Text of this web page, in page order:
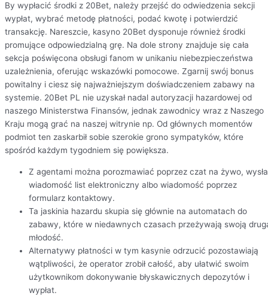
By wypłacić środki z 20Bet, należy przejść do odwiedzenia sekcji
wypłat, wybrać metodę płatności, podać kwotę i potwierdzić
transakcję. Nareszcie, kasyno 20Bet dysponuje również środki
promujące odpowiedzialną grę. Na dole strony znajduje się cała
sekcja poświęcona obsługi fanom w unikaniu niebezpieczeństwa
uzależnienia, oferując wskazówki pomocowe. Zgarnij swój bonus
powitalny i ciesz się najważniejszym doświadczeniem zabawy na
systemie. 20Bet PL nie uzyskał nadal autoryzacji hazardowej od
naszego Ministerstwa Finansów, jednak zawodnicy wraz z Naszego
Kraju mogą grać na naszej witrynie np. Od głównych momentów
podmiot ten zaskarbił sobie szerokie grono sympatyków, które
spośród każdym tygodniem się powiększa.
Z agentami można porozmawiać poprzez czat na żywo,
wiadomość list elektroniczny albo wiadomość poprzez
formularz kontaktowy.
Ta jaskinia hazardu skupia się głównie na automatach do
zabawy, które w niedawnych czasach przeżywają swoją
młodość.
Alternatywy płatności w tym kasynie odrzucić pozostawiają
wątpliwości, że operator zrobił całość, aby ułatwić swoim
użytkownikom dokonywanie błyskawicznych depozytów i
wypłat.